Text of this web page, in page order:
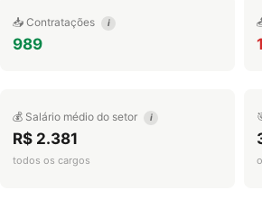
📥 Contratações i
989
💰 Salário médio do setor i
R$ 2.381
todos os cargos